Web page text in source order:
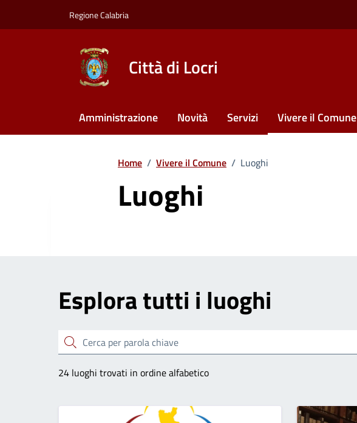
Regione Calabria
Città di Locri
Amministrazione Novità Servizi Vivere il Comune
Home / Vivere il Comune / Luoghi
Luoghi
Esplora tutti i luoghi
Cerca
24 luoghi trovati in ordine alfabetico